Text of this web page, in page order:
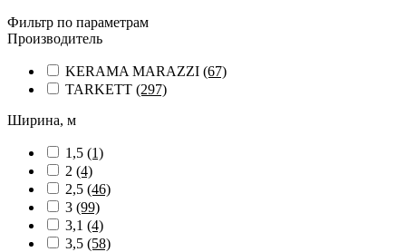
Фильтр по параметрам
Производитель
KERAMA MARAZZI (67)
TARKETT (297)
Ширина, м
1,5 (1)
2 (4)
2,5 (46)
3 (99)
3,1 (4)
3,5 (58)